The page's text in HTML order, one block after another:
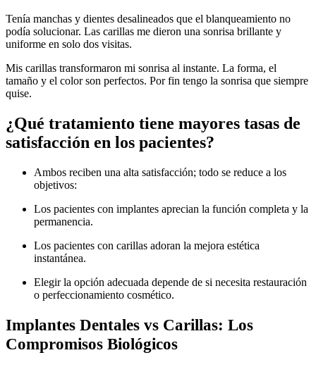
Tenía manchas y dientes desalineados que el blanqueamiento no
podía solucionar. Las carillas me dieron una sonrisa brillante y
uniforme en solo dos visitas.
Mis carillas transformaron mi sonrisa al instante. La forma, el
tamaño y el color son perfectos. Por fin tengo la sonrisa que siempre
quise.
¿Qué tratamiento tiene mayores tasas de
satisfacción en los pacientes?
Ambos reciben una alta satisfacción; todo se reduce a los
objetivos:
Los pacientes con implantes aprecian la función completa y la
permanencia.
Los pacientes con carillas adoran la mejora estética
instantánea.
Elegir la opción adecuada depende de si necesita restauración
o perfeccionamiento cosmético.
Implantes Dentales vs Carillas: Los
Compromisos Biológicos